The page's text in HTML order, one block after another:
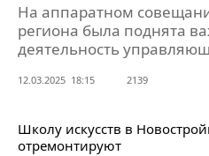
На аппаратном
региона была поднята
деятельность
12.03.2025 18:15 2139
Школу искусств в
отремонтируют